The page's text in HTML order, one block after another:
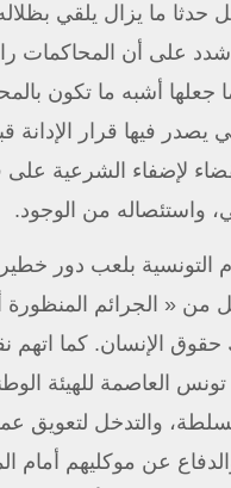
يزال يلقي بظلاله على
أن المحاكمات رافقتها
ما تكون بالمحاكم
فيها قرار الإدانة قبل
الشرعية على قرار
من الوجود.
بلعب دور خطير أثناء
المنظورة أمام
كما اتهم نقيب
للهيئة الوطنية
لتعويق عمل
موكليهم أمام المحكمة